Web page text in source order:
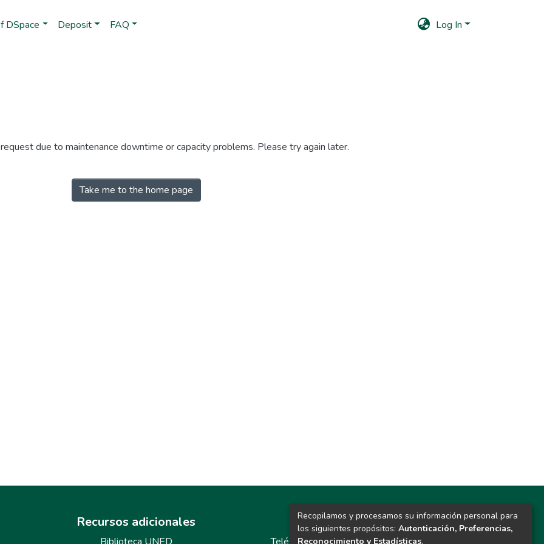
DSpace Deposit FAQ Log In
due to maintenance downtime or capacity problems. Please try again later.
Take me to the home page
Recursos adicionales Contacto
Recopilamos y procesamos su información personal para
los siguientes propósitos: Autenticación, Preferencias,
Reconocimiento y Estadísticas.